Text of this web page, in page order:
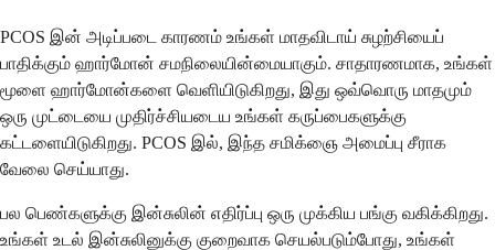
PCOS இன் அடிப்படை காரணம் உங்கள் மாதவிடாய் சுழற்சியைப்
பாதிக்கும் ஹார்மோன் சமநிலையின்மையாகும். சாதாரணமாக, உங்கள்
மூளை ஹார்மோன்களை வெளியிடுகிறது, இது ஒவ்வொரு மாதமும்
ஒரு முட்டையை முதிர்ச்சியடைய உங்கள் கருப்பைகளுக்கு
கட்டளையிடுகிறது. PCOS இல், இந்த சமிக்ஞை அமைப்பு சீராக
வேலை செய்யாது.
பல பெண்களுக்கு இன்சுலின் எதிர்ப்பு ஒரு முக்கிய பங்கு வகிக்கிறது.
உங்கள் உடல் இன்சுலினுக்கு குறைவாக செயல்படும்போது, உங்கள்